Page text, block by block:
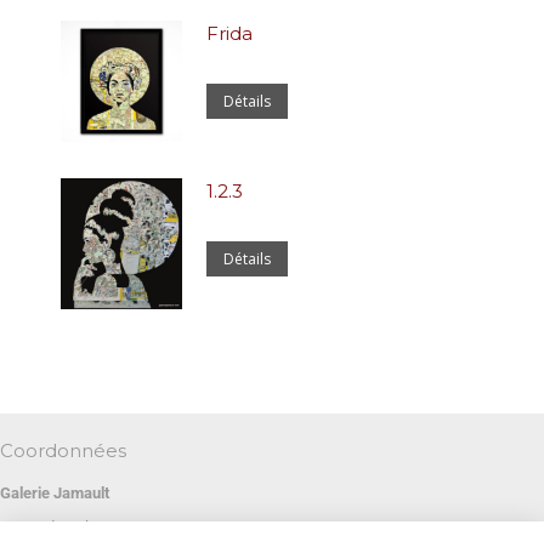
Frida
Détails
1.2.3
Détails
Coordonnées
Galerie Jamault
19 rue des Blancs Manteaux